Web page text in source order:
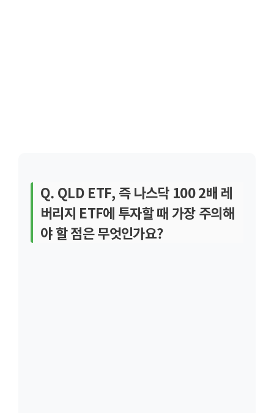
Q. QLD ETF, 즉 나스닥 100 2배 레
버리지 ETF에 투자할 때 가장 주의해
야 할 점은 무엇인가요?